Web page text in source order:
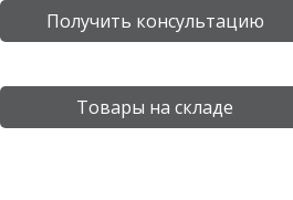
Получить консультацию
Товары на складе